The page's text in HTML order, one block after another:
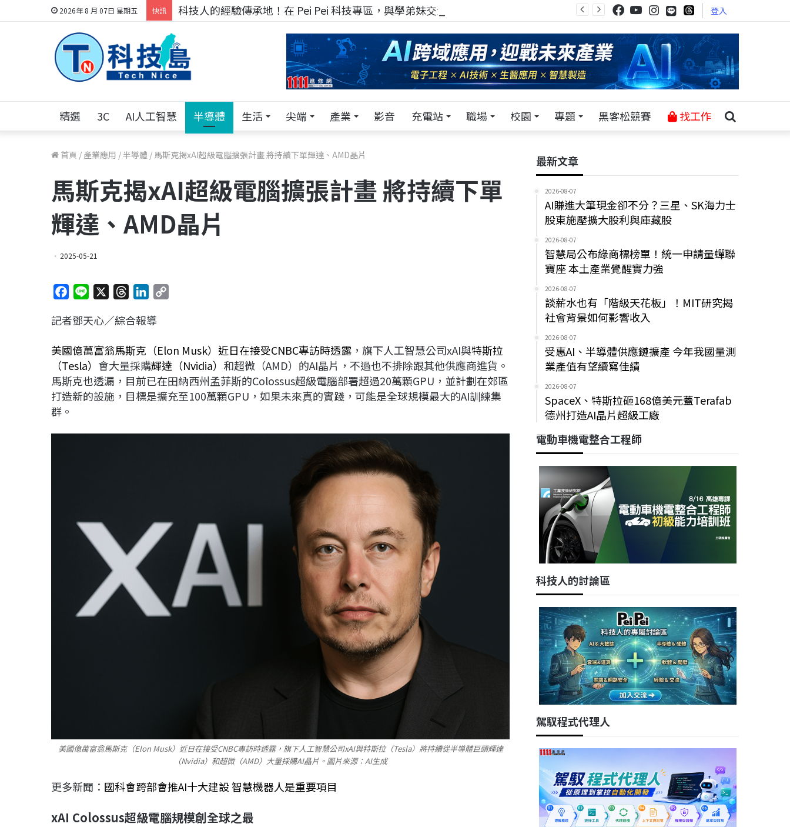
2026年 8 月 07日 星期五 快訊 科技人的經驗傳承地！在 Pei Pei 科技專區，與學弟妹交流最硬核的技術 登入
精選 3C AI人工智慧 半導體 生活 尖端 產業 影音 充電站 職場 校園 專題 黑客松競賽 找工作
首頁 / 產業應用 /半導體 / 馬斯克揭xAI超級電腦擴張計畫 將持續下單輝達、AMD晶片
馬斯克揭xAI超級電腦擴張計畫 將持續下單
輝達、AMD晶片
2025-05-21
c
b
o
o
k
n
r
a
d
s
n
e
d
I
n
L
i
n
k
記者鄧天心／綜合報導
美國億萬富翁馬斯克（Elon Musk）近日在接受CNBC專訪時透露 ，旗下人工智慧公司xAI與特斯拉
（Tesla） 會大量採購輝達（Nvidia） 和超微（AMD）的AI晶片，不過也不排除跟其他供應商進貨。
馬斯克也透漏，目前已在田納西州孟菲斯的Colossus超級電腦部署超過20萬顆GPU，並計劃在郊區
打造新的設施，目標是擴充至100萬顆GPU，如果未來真的實踐，可能是全球規模最大的AI訓練集
群。
美國億萬富翁馬斯克（Elon Musk）近日在接受CNBC專訪時透露，旗下人工智慧公司xAI與特斯拉（Tesla）將持續從半導體巨頭輝達
（Nvidia）和超微（AMD）大量採購AI晶片。圖片來源：AI生成
更多新聞： 國科會跨部會推AI十大建設 智慧機器人是重要項目
xAI Colossus超級電腦規模創全球之最
最新文章
2026-08-07
AI賺進大筆現金卻不分？三星、SK海力士
股東施壓擴大股利與庫藏股
2026-08-07
智慧局公布綠商標榜單！統一申請量蟬聯
寶座 本土產業覺醒實力強
2026-08-07
談薪水也有「階級天花板」！MIT研究揭
社會背景如何影響收入
2026-08-07
受惠AI、半導體供應鏈擴產 今年我國量測
業產值有望續寫佳績
2026-08-07
SpaceX、特斯拉砸168億美元蓋Terafab
德州打造AI晶片超級工廠
電動車機電整合工程師
科技人的討論區
駕馭程式代理人